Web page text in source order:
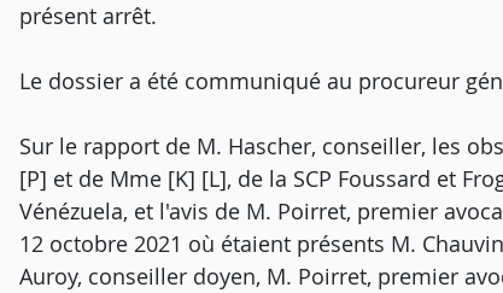
présent arrêt.
Le dossier a été communiqué au procureur
Sur le rapport de M. Hascher, conseiller, les
[P] et de Mme [K] [L], de la SCP Foussard et
Vénézuela, et l'avis de M. Poirret, premier
12 octobre 2021 où étaient présents M.
Auroy, conseiller doyen, M. Poirret, premier